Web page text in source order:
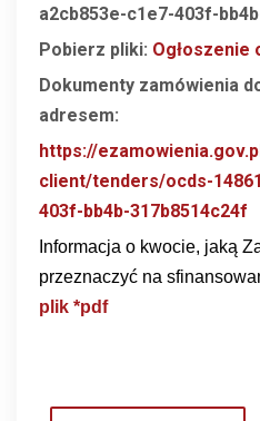
a2cb853e-c1e7-403f-
Pobierz pliki: Ogłoszenie
Dokumenty zamówienia
adresem:
https://
client/tenders/ocds-
403f-bb4b-317b8514c24f
Informacja o kwocie, jaką
przeznaczyć na
plik *pdf